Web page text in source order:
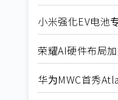
小米强化EV电池
荣耀AI硬件布局
华为MWC首秀